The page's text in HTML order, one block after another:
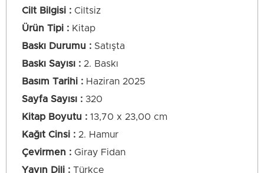
Cilt Bilgisi
Ciltsiz
Ürün Tipi
Kitap
Baskı Durumu
Satışta
Baskı Sayısı
2. Baskı
Basım Tarihi
Haziran 2025
Sayfa Sayısı
320
Kitap Boyutu
13,70 x 23,00 cm
Kağıt Cinsi
2. Hamur
Çevirmen
Giray Fidan
Yayın Dili
Türkçe